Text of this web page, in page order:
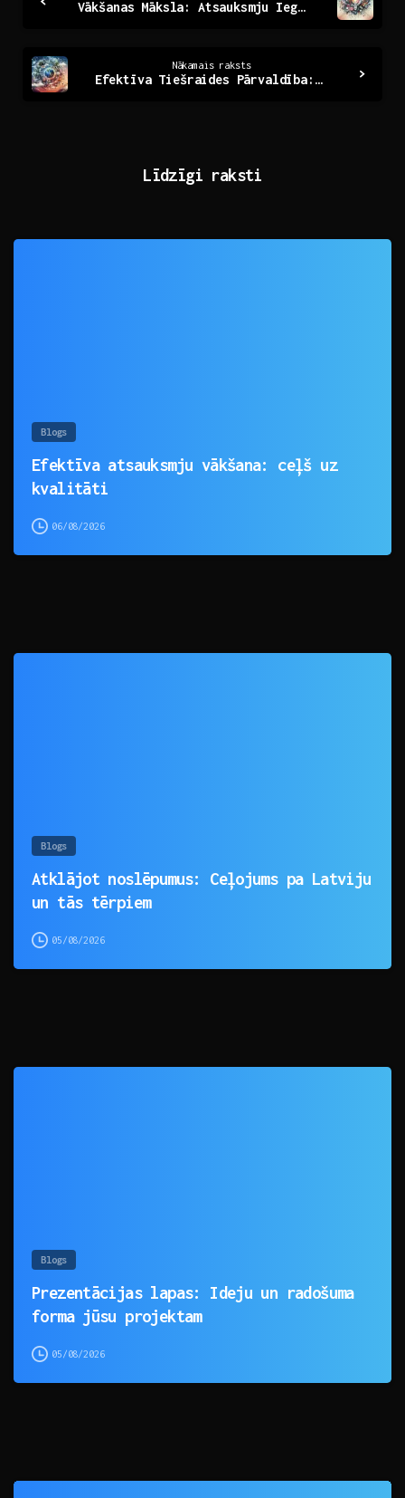
Reading Vākšanas Māksla: Atsauksmju Ieguvumi un Izaicinājumi
Nākamais raksts
Efektīva Tiešraides Pārvaldība: Ceļš uz Veiksmīgu Notikumu
Līdzīgi raksti
Blogs
Efektīva atsauksmju vākšana: ceļš uz
kvalitāti
06/08/2026
Blogs
Atklājot noslēpumus: Ceļojums pa Latviju
un tās tērpiem
05/08/2026
Blogs
Prezentācijas lapas: Ideju un radošuma
forma jūsu projektam
05/08/2026